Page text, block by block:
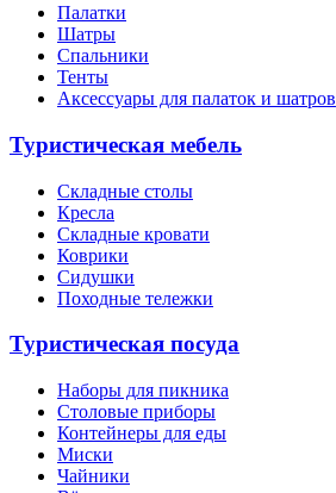
Палатки
Шатры
Спальники
Тенты
Аксессуары для палаток и шатров
Туристическая мебель
Складные столы
Кресла
Складные кровати
Коврики
Сидушки
Походные тележки
Туристическая посуда
Наборы для пикника
Столовые приборы
Контейнеры для еды
Миски
Чайники